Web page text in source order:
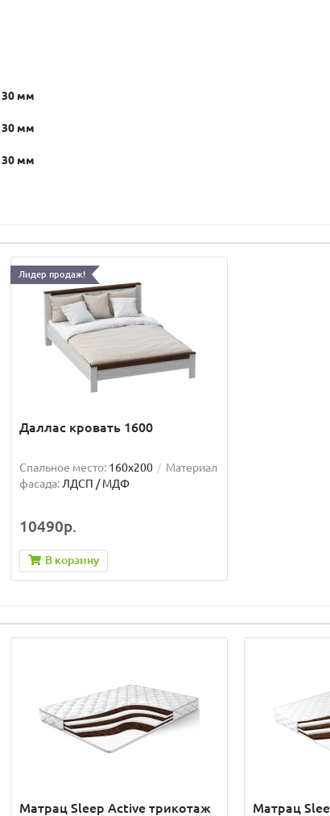
30 мм
30 мм
30 мм
Лидер продаж!
Даллас кровать 1600
Спальное место: 160x200
Материал
фасада: ЛДСП / МДФ
10490р.
В корзину
Матрац Sleep Active трикотаж
Матрац